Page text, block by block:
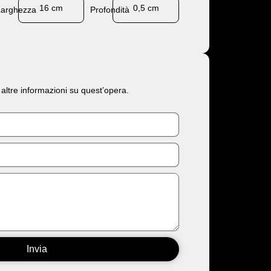
16 cm Profondità 0,5 cm
informazioni su quest’opera.
Invia